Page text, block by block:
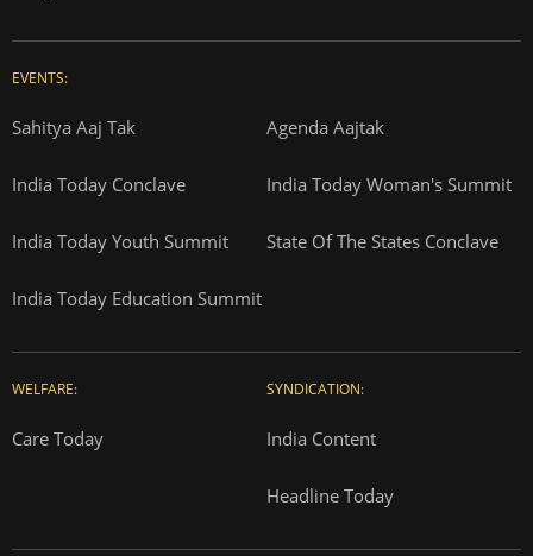
EVENTS:
Sahitya Aaj Tak Agenda Aajtak
India Today Conclave India Today Woman's Summit
India Today Youth Summit State Of The States Conclave
India Today Education Summit
WELFARE:
Care Today
SYNDICATION:
India Content
Headline Today